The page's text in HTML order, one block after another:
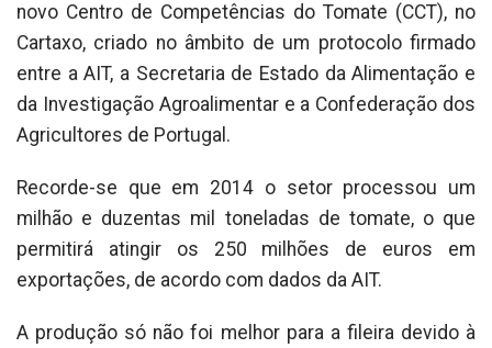
novo Centro de Competências do Tomate (CCT), no
Cartaxo, criado no âmbito de um protocolo firmado
entre a AIT, a Secretaria de Estado da Alimentação e
da Investigação Agroalimentar e a Confederação dos
Agricultores de Portugal.
Recorde-se que em 2014 o setor processou um
milhão e duzentas mil toneladas de tomate, o que
permitirá atingir os 250 milhões de euros em
exportações, de acordo com dados da AIT.
A produção só não foi melhor para a fileira devido à